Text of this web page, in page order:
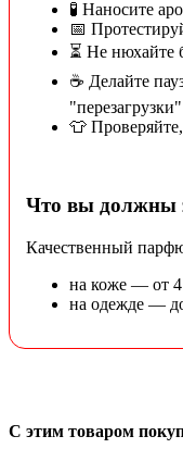
🧪 Наносите
📅
⏳ Не нюхайте
☕ Делайте
"перезагрузки"
👕
Что вы должны
Качественный
на коже — от 4
на одежде —
С этим товаром